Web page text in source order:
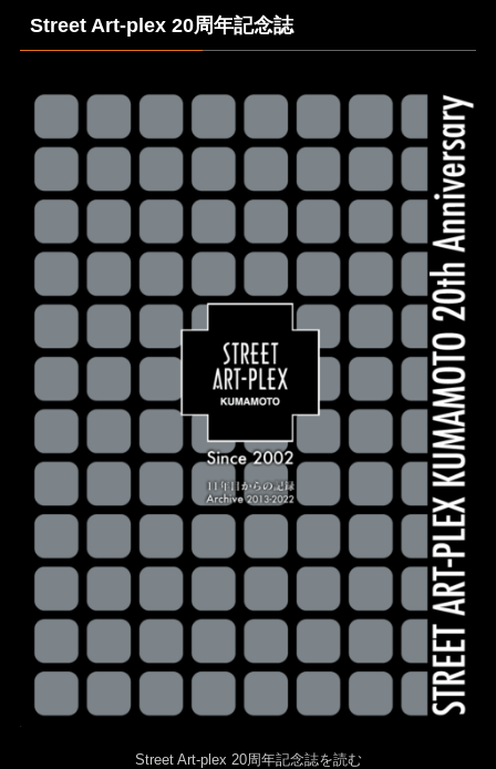
Street Art-plex 20周年記念誌
Street Art-plex 20周年記念誌を読む